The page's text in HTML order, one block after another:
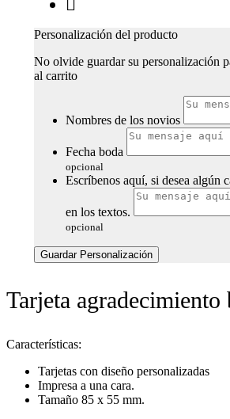
Personalización del producto
No olvide guardar su personalización
al carrito
Nombres de los novios
Fecha boda
opcional
Escríbenos aquí, si desea algún
en los textos.
opcional
Guardar Personalización
Tarjeta agradecimiento
Características:
Tarjetas con diseño personalizadas
Impresa a una cara.
Tamaño 85 x 55 mm.